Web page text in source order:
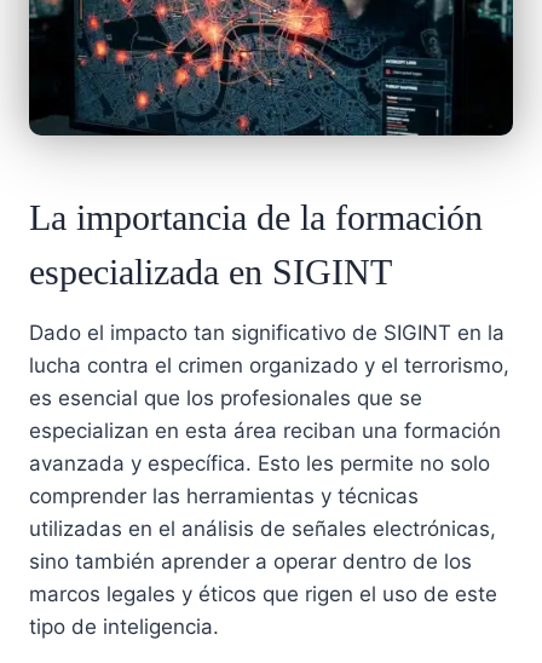
La importancia de la formación
especializada en SIGINT
Dado el impacto tan significativo de SIGINT en la
lucha contra el crimen organizado y el terrorismo,
es esencial que los profesionales que se
especializan en esta área reciban una formación
avanzada y específica. Esto les permite no solo
comprender las herramientas y técnicas
utilizadas en el análisis de señales electrónicas,
sino también aprender a operar dentro de los
marcos legales y éticos que rigen el uso de este
tipo de inteligencia.